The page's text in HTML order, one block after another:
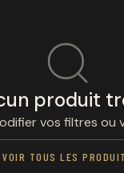
produit
vos filtres ou
VOIR TOUS LES